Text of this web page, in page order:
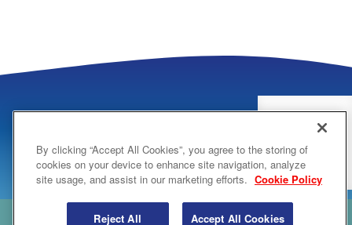
Quick Access
Купить
сейчас
By clicking “Accept All Cookies”, you agree to the storing of
cookies on your device to enhance site navigation, analyze
site usage, and assist in our marketing efforts. Cookie Policy
Reject All Accept All Cookies